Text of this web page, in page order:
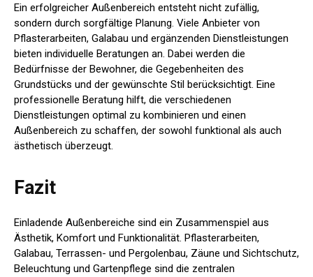
Ein erfolgreicher Außenbereich entsteht nicht zufällig,
sondern durch sorgfältige Planung. Viele Anbieter von
Pflasterarbeiten, Galabau und ergänzenden Dienstleistungen
bieten individuelle Beratungen an. Dabei werden die
Bedürfnisse der Bewohner, die Gegebenheiten des
Grundstücks und der gewünschte Stil berücksichtigt. Eine
professionelle Beratung hilft, die verschiedenen
Dienstleistungen optimal zu kombinieren und einen
Außenbereich zu schaffen, der sowohl funktional als auch
ästhetisch überzeugt.
Fazit
Einladende Außenbereiche sind ein Zusammenspiel aus
Ästhetik, Komfort und Funktionalität. Pflasterarbeiten,
Galabau, Terrassen- und Pergolenbau, Zäune und Sichtschutz,
Beleuchtung und Gartenpflege sind die zentralen